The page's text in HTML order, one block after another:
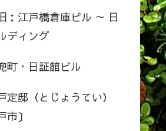
：江戸橋倉庫ビル ～ 日
ディング
町・日証館ビル
定邸（とじょうてい）
市〕